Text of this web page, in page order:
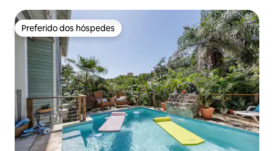
Preferido dos hóspedes
Preferido dos hóspedes